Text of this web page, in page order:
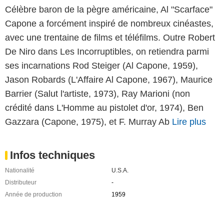
Célèbre baron de la pègre américaine, Al "Scarface"
Capone a forcément inspiré de nombreux cinéastes,
avec une trentaine de films et téléfilms. Outre Robert
De Niro dans Les Incorruptibles, on retiendra parmi
ses incarnations Rod Steiger (Al Capone, 1959),
Jason Robards (L'Affaire Al Capone, 1967), Maurice
Barrier (Salut l'artiste, 1973), Ray Marioni (non
crédité dans L'Homme au pistolet d'or, 1974), Ben
Gazzara (Capone, 1975), et F. Murray Ab Lire plus
Infos techniques
Nationalité
U.S.A.
Distributeur
-
Année de production
1959